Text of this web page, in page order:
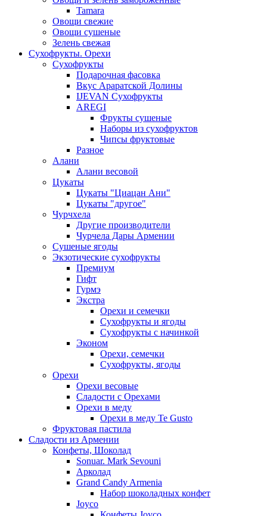
Tamara
Овощи свежие
Овощи сушеные
Зелень свежая
Сухофрукты. Орехи
Сухофрукты
Подарочная фасовка
Вкус Араратской Долины
IJEVAN Сухофрукты
AREGI
Фрукты сушеные
Наборы из сухофруктов
Чипсы фруктовые
Разное
Алани
Алани весовой
Цукаты
Цукаты "Циацан Ани"
Цукаты "другое"
Чурчхела
Другие производители
Чурчела Дары Армении
Сушеные ягоды
Экзотические сухофрукты
Премиум
Гифт
Гурмэ
Экстра
Орехи и семечки
Сухофрукты и ягоды
Сухофрукты с начинкой
Эконом
Орехи, семечки
Сухофрукты, ягоды
Орехи
Орехи весовые
Сладости с Орехами
Орехи в меду
Орехи в меду Te Gusto
Фруктовая пастила
Сладости из Армении
Конфеты, Шоколад
Sonuar. Mark Sevouni
Арколад
Grand Candy Armenia
Набор шоколадных конфет
Joyco